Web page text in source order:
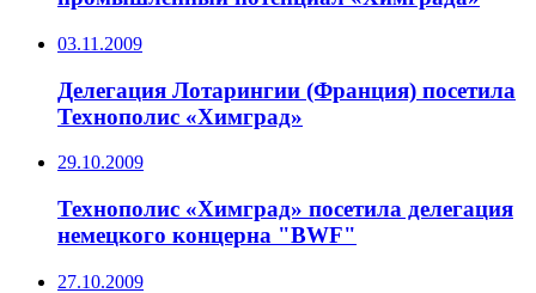
03.11.2009
Делегация Лотарингии (Франция) посетила
Технополис «Химград»
29.10.2009
Технополис «Химград» посетила делегация
немецкого концерна "BWF"
27.10.2009